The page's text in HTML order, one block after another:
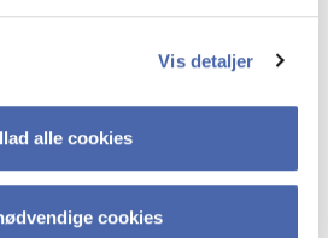
Vis detaljer
alle cookies
cookies
og udfordringer inden